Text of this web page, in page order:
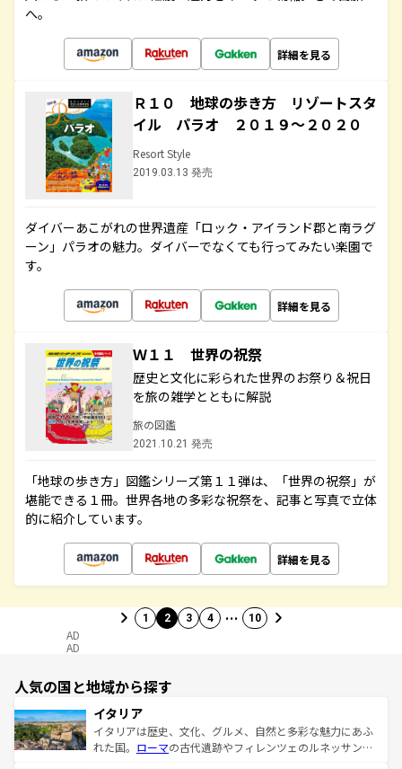
へ。
詳細を見る
Ｒ１０ 地球の歩き方 リゾートスタ
イル パラオ ２０１９～２０２０
Resort Style
2019.03.13 発売
ダイバーあこがれの世界遺産「ロック・アイランド郡と南ラグ
ーン」パラオの魅力。ダイバーでなくても行ってみたい楽園で
す。
詳細を見る
Ｗ１１ 世界の祝祭
歴史と文化に彩られた世界のお祭り＆祝日
を旅の雑学とともに解説
旅の図鑑
2021.10.21 発売
「地球の歩き方」図鑑シリーズ第１１弾は、「世界の祝祭」が
堪能できる１冊。世界各地の多彩な祝祭を、記事と写真で立体
的に紹介しています。
詳細を見る
1 2 3 4 … 10
AD
AD
人気の国と地域から探す
イタリア
イタリアは歴史、文化、グルメ、自然と多彩な魅力にあふ
れた国。 ローマの古代遺跡やフィレンツェのルネッサンス